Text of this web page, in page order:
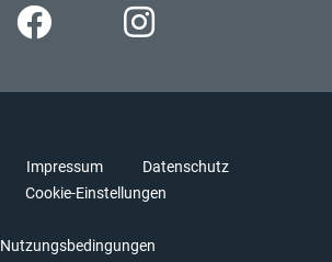
Impressum
Datenschutz
Cookie-Einstellungen
Nutzungsbedingungen